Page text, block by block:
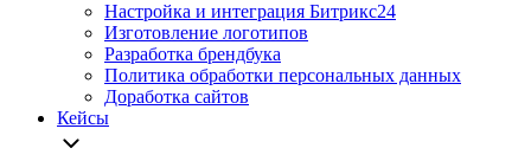
Настройка и интеграция Битрикс24
Изготовление логотипов
Разработка брендбука
Политика обработки персональных данных
Доработка сайтов
Кейсы